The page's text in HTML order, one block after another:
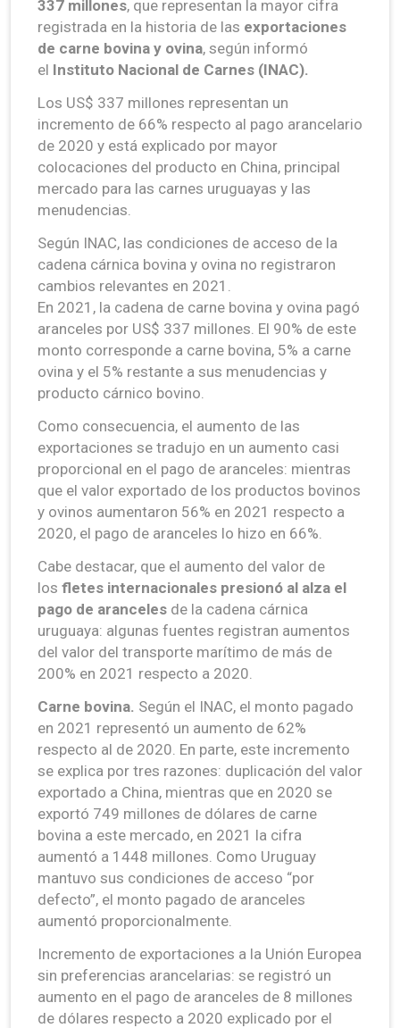
337 millones, que representan la mayor cifra
registrada en la historia de las exportaciones
de carne bovina y ovina, según informó
el Instituto Nacional de Carnes (INAC).
Los US$ 337 millones representan un
incremento de 66% respecto al pago arancelario
de 2020 y está explicado por mayor
colocaciones del producto en China, principal
mercado para las carnes uruguayas y las
menudencias.
Según INAC, las condiciones de acceso de la
cadena cárnica bovina y ovina no registraron
cambios relevantes en 2021.
En 2021, la cadena de carne bovina y ovina pagó
aranceles por US$ 337 millones. El 90% de este
monto corresponde a carne bovina, 5% a carne
ovina y el 5% restante a sus menudencias y
producto cárnico bovino.
Como consecuencia, el aumento de las
exportaciones se tradujo en un aumento casi
proporcional en el pago de aranceles: mientras
que el valor exportado de los productos bovinos
y ovinos aumentaron 56% en 2021 respecto a
2020, el pago de aranceles lo hizo en 66%.
Cabe destacar, que el aumento del valor de
los fletes internacionales presionó al alza el
pago de aranceles de la cadena cárnica
uruguaya: algunas fuentes registran aumentos
del valor del transporte marítimo de más de
200% en 2021 respecto a 2020.
Carne bovina. Según el INAC, el monto pagado
en 2021 representó un aumento de 62%
respecto al de 2020. En parte, este incremento
se explica por tres razones: duplicación del valor
exportado a China, mientras que en 2020 se
exportó 749 millones de dólares de carne
bovina a este mercado, en 2021 la cifra
aumentó a 1448 millones. Como Uruguay
mantuvo sus condiciones de acceso “por
defecto”, el monto pagado de aranceles
aumentó proporcionalmente.
Incremento de exportaciones a la Unión Europea
sin preferencias arancelarias: se registró un
aumento en el pago de aranceles de 8 millones
de dólares respecto a 2020 explicado por el